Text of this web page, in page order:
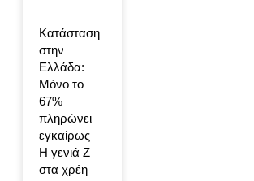
Κατάσταση
στην
Ελλάδα:
Μόνο το
67%
πληρώνει
εγκαίρως –
Η γενιά Ζ
στα χρέη